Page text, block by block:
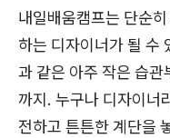
내일배움캠프는 단순
하는 디자이너가 될 수
과 같은 아주 작은 습관
까지. 누구나 디자이너
전하고 튼튼한 계단을